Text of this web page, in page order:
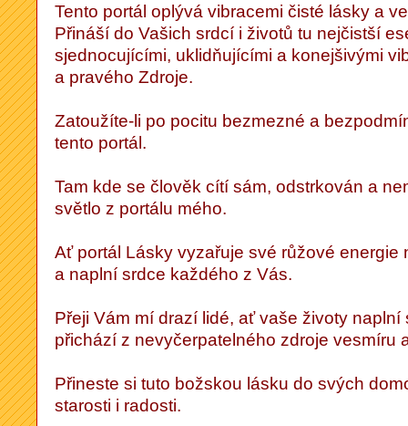
Tento portál oplývá vibracemi čisté lásky a
Přináší do Vašich srdcí i životů tu nejčistší
sjednocujícími, uklidňujícími a konejšivými
a pravého Zdroje.
Zatoužíte-li po pocitu bezmezné a
tento portál.
Tam kde se člověk cítí sám, odstrkován a
světlo z portálu mého.
Ať portál Lásky vyzařuje své růžové energie
a naplní srdce každého z Vás.
Přeji Vám mí drazí lidé, ať vaše životy
přichází z nevyčerpatelného zdroje vesmíru
Přineste si tuto božskou lásku do svých
starosti i radosti.